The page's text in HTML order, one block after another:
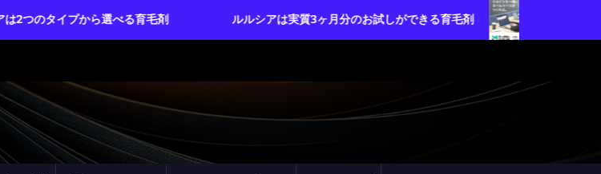
選べる育毛剤 ルルシアは実質3ヶ月分のお試しができる育毛剤
ムームードメイン・カスタム
を自由自在にコントロールし